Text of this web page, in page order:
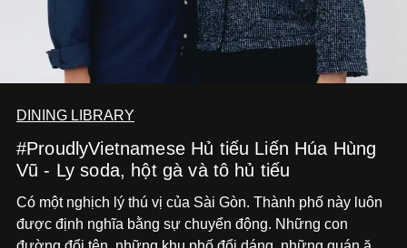
DINING LIBRARY
#ProudlyVietnamese Hủ tiếu Liến Húa Hùng
Vũ - Ly soda, hột gà và tô hủ tiếu
Có một nghịch lý thú vị của Sài Gòn. Thành phố này luôn
được định nghĩa bằng sự chuyển động. Những con